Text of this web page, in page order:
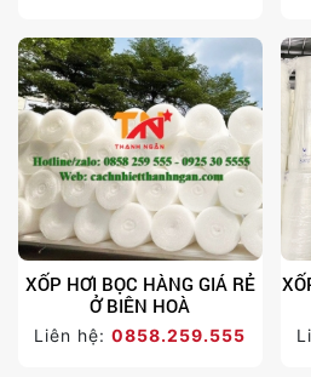
XỐP HƠI BỌC HÀNG GIÁ RẺ
Ở BIÊN HOÀ
Liên hệ:0858.259.555